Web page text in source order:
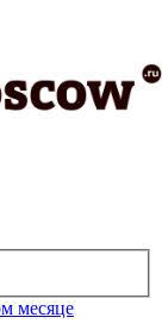
месяце